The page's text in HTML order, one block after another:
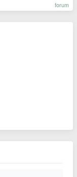
forum